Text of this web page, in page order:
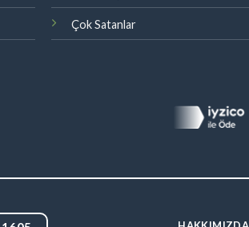
Çok Satanlar